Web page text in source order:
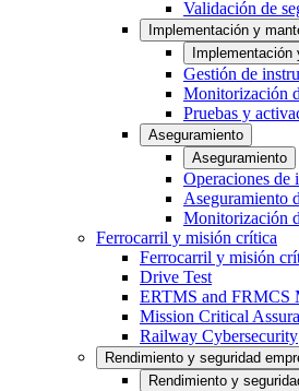
Validación de
Implementación y
Gestión de
Monitorización
Pruebas y
Aseguramiento
Aseguramiento
Operaciones de
Aseguramiento
Monitorización
Ferrocarril y misión crítica
Ferrocarril y misión
Drive Test
ERTMS and FRMCS
Mission Critical
Railway Cybersecurity
Rendimiento y seguridad
Rendimiento y